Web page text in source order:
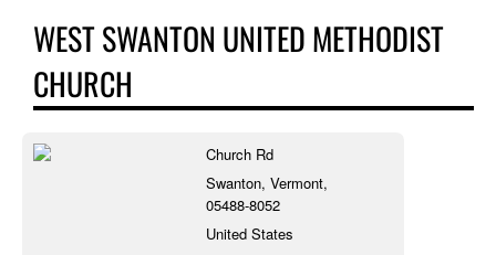
WEST SWANTON UNITED METHODIST
CHURCH
Church Rd
Swanton, Vermont,
05488-8052
United States